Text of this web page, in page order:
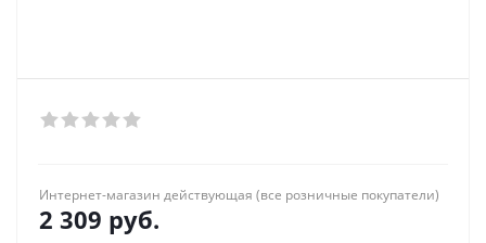
Интернет-магазин действующая (все розничные покупатели)
2 309 руб.